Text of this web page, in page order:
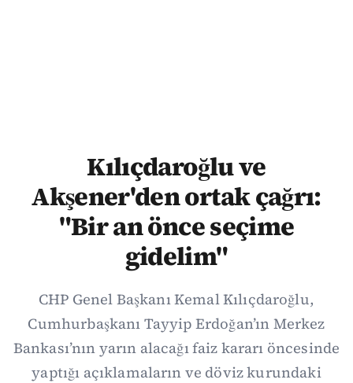
Kılıçdaroğlu ve
Akşener'den ortak çağrı:
"Bir an önce seçime
gidelim"
CHP Genel Başkanı Kemal Kılıçdaroğlu,
Cumhurbaşkanı Tayyip Erdoğan’ın Merkez
Bankası’nın yarın alacağı faiz kararı öncesinde
yaptığı açıklamaların ve döviz kurundaki